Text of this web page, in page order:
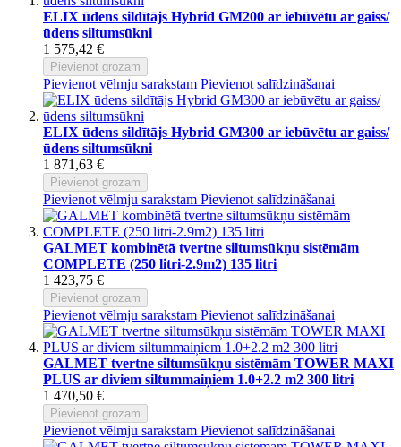
ELIX ūdens sildītājs Hybrid GM200 ar iebūvētu ar gaiss/
ūdens siltumsūkni
1 575,42 €
Pievienot grozam
Pievienot vēlmju sarakstam Pievienot salīdzināšanai
ELIX ūdens sildītājs Hybrid GM300 ar iebūvētu ar gaiss/
ūdens siltumsūkni
1 871,63 €
Pievienot grozam
Pievienot vēlmju sarakstam Pievienot salīdzināšanai
GALMET kombinētā tvertne siltumsūkņu sistēmām
COMPLETE (250 litri-2.9m2) 135 litri
1 423,75 €
Pievienot grozam
Pievienot vēlmju sarakstam Pievienot salīdzināšanai
GALMET tvertne siltumsūkņu sistēmām TOWER MAXI
PLUS ar diviem siltummaiņiem 1.0+2.2 m2 300 litri
1 470,50 €
Pievienot grozam
Pievienot vēlmju sarakstam Pievienot salīdzināšanai